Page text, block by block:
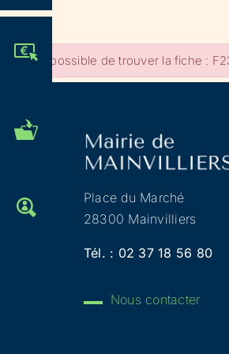
ADMINISTRATIVES
OFFRES D'EMPLOI
Impossible de trouver la fiche :
Place du Marché
28300 Mainvilliers
Tél. : 02 37 18 56 80
Nous contacter